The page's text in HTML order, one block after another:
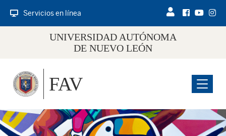
Servicios en línea
UNIVERSIDAD AUTÓNOMA
DE NUEVO LEÓN
Menu
FAV